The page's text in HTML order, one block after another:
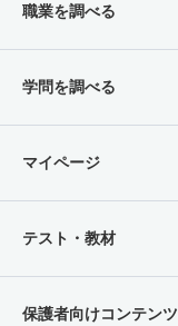
職業を調べる
学問を調べる
マイページ
テスト・教材
保護者向けコンテンツ